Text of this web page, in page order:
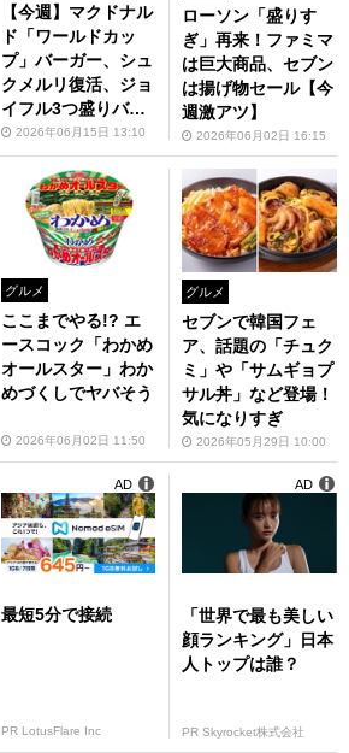
【今週】マクドナル
ド「ワールドカッ
プ」バーガー、シュ
クメルリ復活、ジョ
イフル3つ盛りバー
グ！お祭り状態
2026年06月15日 13:10
ローソン「盛りす
ぎ」再来！ファミマ
は巨大商品、セブン
は揚げ物セール【今
週激アツ】
2026年06月02日 16:15
グルメ
ここまでやる!? エ
ースコック「わかめ
オールスター」わか
めづくしでヤバそう
2026年06月02日 11:50
グルメ
セブンで韓国フェ
ア、話題の「チュク
ミ」や「サムギョプ
サル丼」など登場！
気になりすぎ
2026年05月29日 10:00
最短5分で接続
PR LotusFlare Inc
AD
「世界で最も美しい
顔ランキング」日本
人トップは誰？
PR Skyrocket株式会社
AD